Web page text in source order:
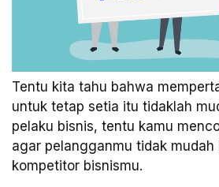
Tentu kita tahu bahwa
untuk tetap setia itu tidaklah
pelaku bisnis, tentu kamu
agar pelangganmu tidak mudah
kompetitor bisnismu.